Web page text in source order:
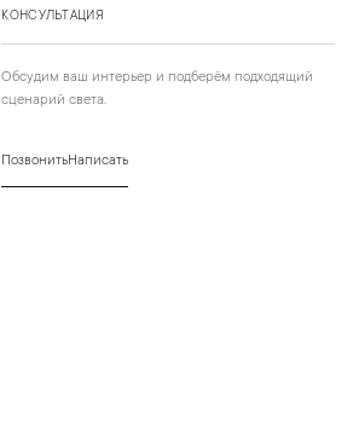
КОНСУЛЬТАЦИЯ
Обсудим ваш интерьер и подберём подходящий
сценарий света.
ПозвонитьНаписать